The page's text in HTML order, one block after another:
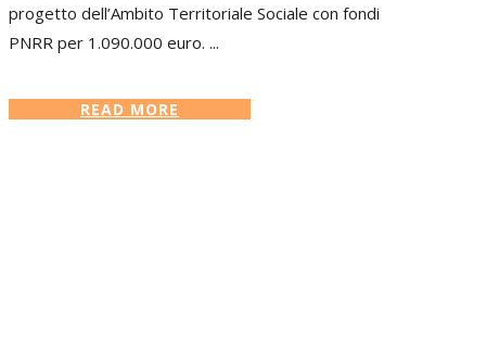
progetto dell’Ambito Territoriale Sociale con fondi
PNRR per 1.090.000 euro. ...
READ MORE